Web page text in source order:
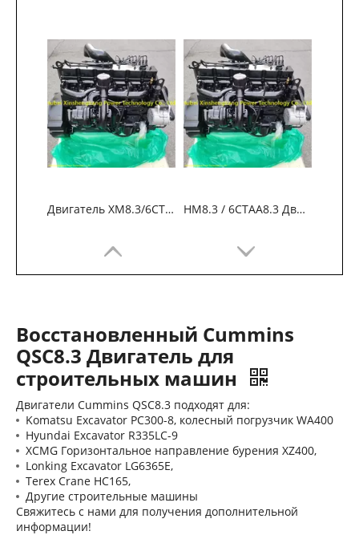
Двигатель ХМ8.3/6CTAA8.3 для экскаватора Hyundai HX340SL HM8.3 / 6CTAA8.3 Двигатель для Hyundai HX340SL Excavator
HM8.3 / 6CTAA8.3 Двигатель для Hyundai HX340SL Excavator Двигатель ХМ8.3/6CTAA8.3 для экскаватора Hyundai HX340SL
Восстановленный Cummins
QSC8.3 Двигатель для
строительных машин
Двигатели Cummins QSC8.3 подходят для:
Komatsu Excavator PC300-8, колесный погрузчик WA400
Hyundai Excavator R335LC-9
XCMG Горизонтальное направление бурения XZ400,
Lonking Excavator LG6365E,
Terex Crane HC165,
Другие строительные машины
Свяжитесь с нами для получения дополнительной
информации!